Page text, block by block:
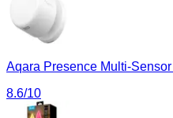
Aqara Presence Multi-
8.6/10